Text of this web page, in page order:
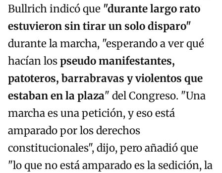
Bullrich indicó que "durante largo rato
estuvieron sin tirar un solo disparo"
durante la marcha, "esperando a ver qué
hacían lospseudo manifestantes,
patoteros, barrabravas y violentos que
estaban en la plaza" del Congreso. "Una
marcha es una petición, y eso está
amparado por los derechos
constitucionales", dijo, pero añadió que
"lo que no está amparado es la sedición, la